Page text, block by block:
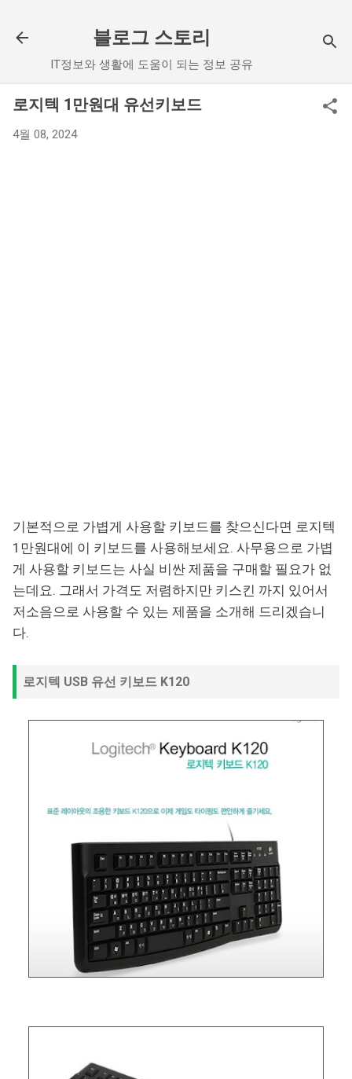
블로그 스토리
IT정보와 생활에 도움이 되는 정보 공유
로지텍 1만원대 유선키보드
4월 08, 2024
기본적으로 가볍게 사용할 키보드를 찾으신다면 로지텍
1만원대에 이 키보드를 사용해보세요. 사무용으로 가볍
게 사용할 키보드는 사실 비싼 제품을 구매할 필요가 없
는데요. 그래서 가격도 저렴하지만 키스킨 까지 있어서
저소음으로 사용할 수 있는 제품을 소개해 드리겠습니
다.
로지텍 USB 유선 키보드 K120